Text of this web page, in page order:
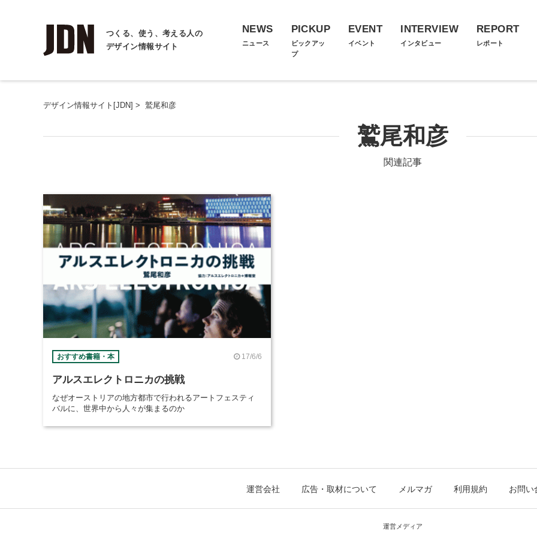
つくる、使う、考える人の
デザイン情報サイト
NEWS
ニュース
PICKUP
ピックアッ
プ
EVENT
イベント
INTERVIEW
インタビュー
REPORT
レポート
デザイン情報サイト[JDN] > 鷲尾和彦
鷲尾和彦
関連記事
おすすめ書籍・本 17/6/6
アルスエレクトロニカの挑戦
なぜオーストリアの地方都市で行われるアートフェスティ
バルに、世界中から人々が集まるのか
運営会社 広告・取材について メルマガ 利用規約 お問い
運営メディア